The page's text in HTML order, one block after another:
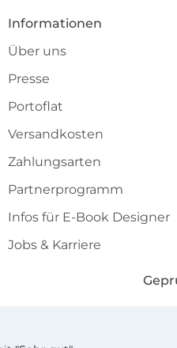
Informationen
Über uns
Presse
Portoflat
Versandkosten
Zahlungsarten
Partnerprogramm
Infos für E-Book Designer
Jobs & Karriere